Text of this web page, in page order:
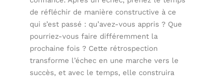
de réfléchir de manière constructive à ce
qui s’est passé : qu’avez-vous appris ? Que
pourriez-vous faire différemment la
prochaine fois ? Cette rétrospection
transforme l’échec en une marche vers le
succès, et avec le temps, elle construira